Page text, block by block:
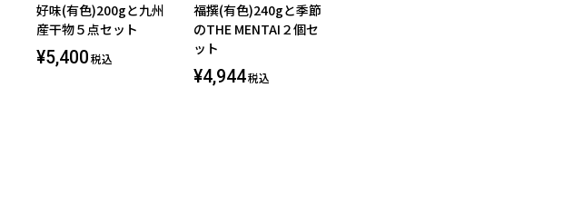
好味(有色)200gと九州
産干物５点セット
¥5,400 税込
福撰(有色)240gと季節
のTHE MENTAI２個セ
ット
¥4,944税込